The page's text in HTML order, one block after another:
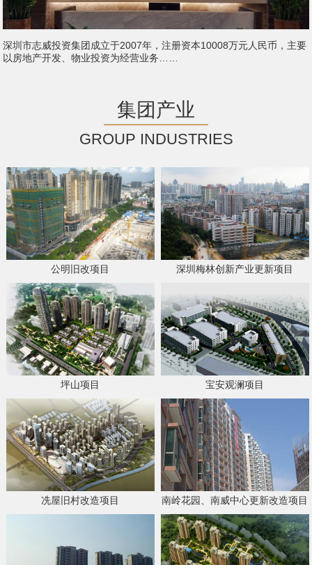
深圳市志威投资集团成立于2007年，注册资本10008万元人民币，主要
以房地产开发、物业投资为经营业务……
集团产业
GROUP INDUSTRIES
公明旧改项目 深圳梅林创新产业更新项目
坪山项目 宝安观澜项目
冼屋旧村改造项目 南岭花园、南威中心更新改造项目